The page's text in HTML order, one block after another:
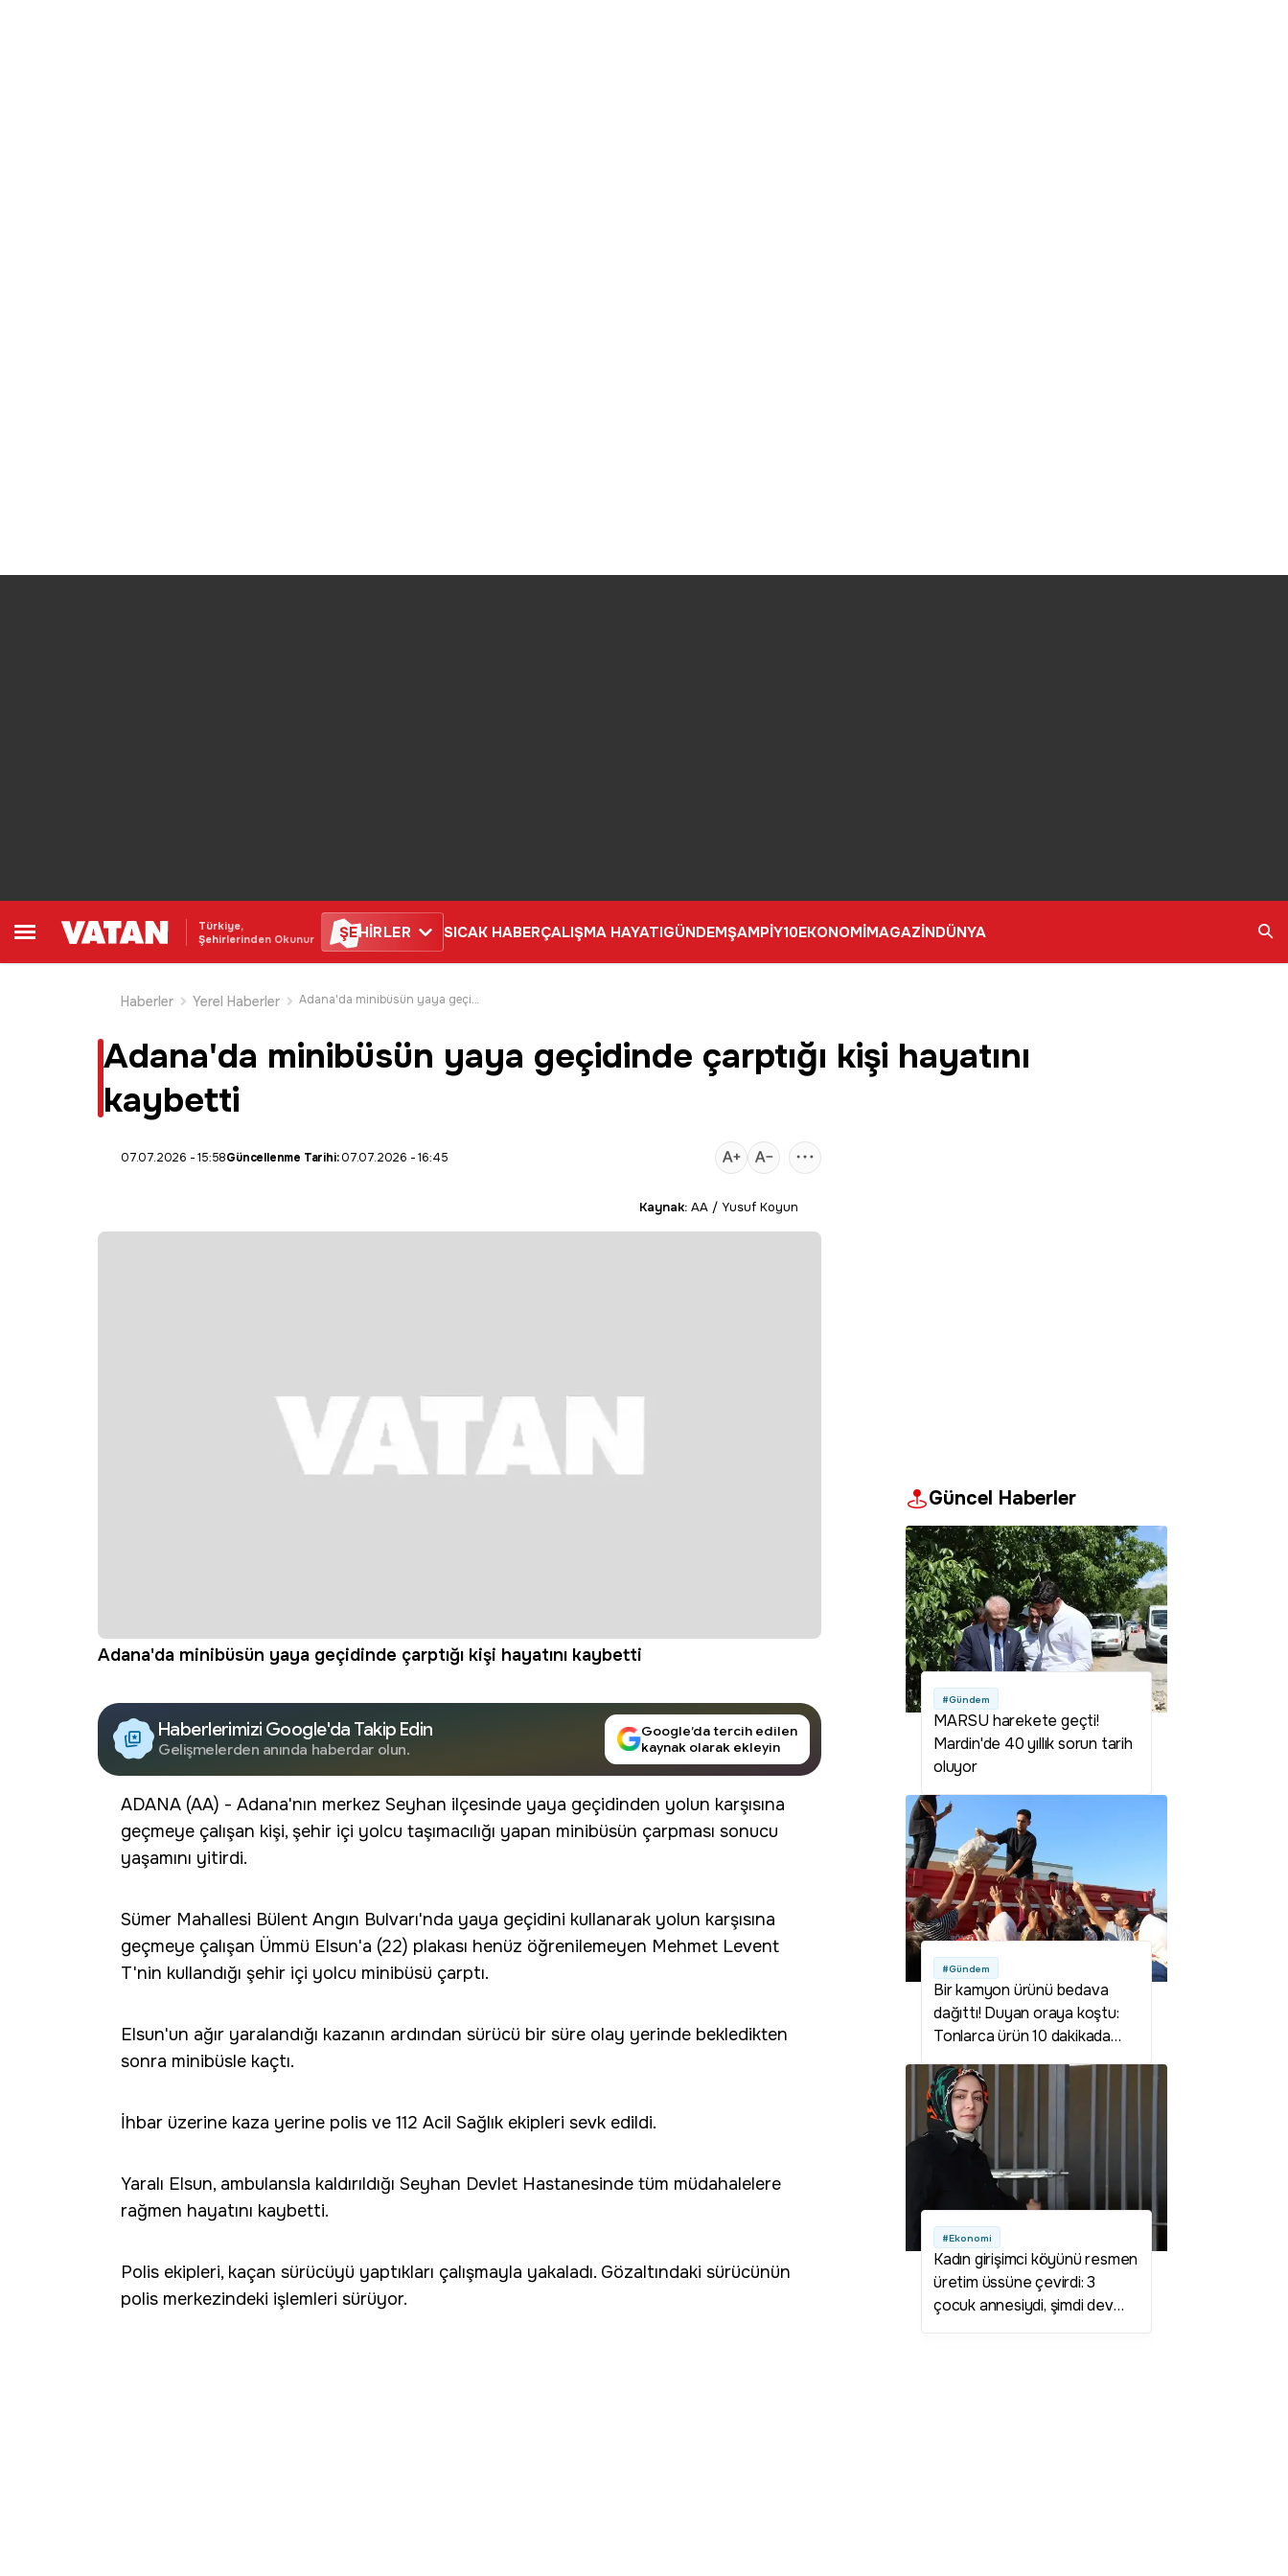
Türkiye,
Şehirlerinden Okunur
ŞEHİRLER SICAK HABERÇALIŞMA HAYATIGÜNDEMŞAMPİY10EKONOMİMAGAZİNDÜNYA
Haberler
Yerel Haberler Adana'da minibüsün yaya geçidinde çarptığı kişi hayatını kaybetti
Adana'da minibüsün yaya geçidinde çarptığı kişi hayatını
kaybetti
07.07.2026 - 15:58Güncellenme Tarihi:07.07.2026 - 16:45
Kaynak: AA / Yusuf Koyun
Adana'da minibüsün yaya geçidinde çarptığı kişi hayatını kaybetti
Haberlerimizi Google'da Takip Edin
Gelişmelerden anında haberdar olun.
Google’da tercih edilen
kaynak olarak ekleyin
ADANA (AA) - Adana'nın merkez Seyhan ilçesinde yaya geçidinden yolun karşısına
geçmeye çalışan kişi, şehir içi yolcu taşımacılığı yapan minibüsün çarpması sonucu
yaşamını yitirdi.
Sümer Mahallesi Bülent Angın Bulvarı'nda yaya geçidini kullanarak yolun karşısına
geçmeye çalışan Ümmü Elsun'a (22) plakası henüz öğrenilemeyen Mehmet Levent
T'nin kullandığı şehir içi yolcu minibüsü çarptı.
Elsun'un ağır yaralandığı kazanın ardından sürücü bir süre olay yerinde bekledikten
sonra minibüsle kaçtı.
İhbar üzerine kaza yerine polis ve 112 Acil Sağlık ekipleri sevk edildi.
Yaralı Elsun, ambulansla kaldırıldığı Seyhan Devlet Hastanesinde tüm müdahalelere
rağmen hayatını kaybetti.
Polis ekipleri, kaçan sürücüyü yaptıkları çalışmayla yakaladı. Gözaltındaki sürücünün
polis merkezindeki işlemleri sürüyor.
Güncel Haberler
#Gündem
MARSU harekete geçti!
Mardin'de 40 yıllık sorun tarih
oluyor
#Gündem
Bir kamyon ürünü bedava
dağıttı! Duyan oraya koştu:
Tonlarca ürün 10 dakikada
#Ekonomi
Kadın girişimci köyünü resmen
üretim üssüne çevirdi: 3
çocuk annesiydi, şimdi dev